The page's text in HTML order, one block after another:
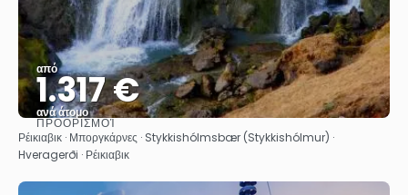
από
1.317 €
ανά άτομο
Βλέπω
ΠΡΟΟΡΙΣΜΟΊ
Ρέικιαβικ · Μποργκάρνες · Stykkishólmsbær (Stykkishólmur) ·
Hveragerði · Ρέικιαβικ